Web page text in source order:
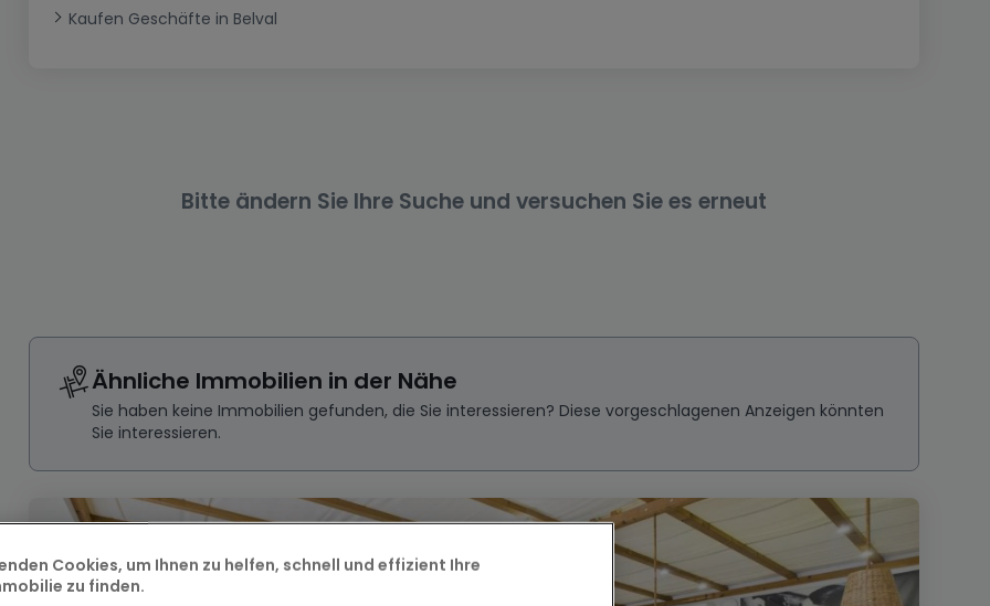
Landhaus
Erdgeschoss
Geschäft
Kaufen Geschäfte in Belval
Bitte ändern Sie Ihre Suche und versuchen Sie es erneut
Ähnliche Immobilien in der Nähe
Sie haben keine Immobilien gefunden, die Sie interessieren? Diese vorgeschlagenen Anzeigen könnten
Sie interessieren.
Cookies, um Ihnen zu helfen, schnell und effizient Ihre
zu finden.